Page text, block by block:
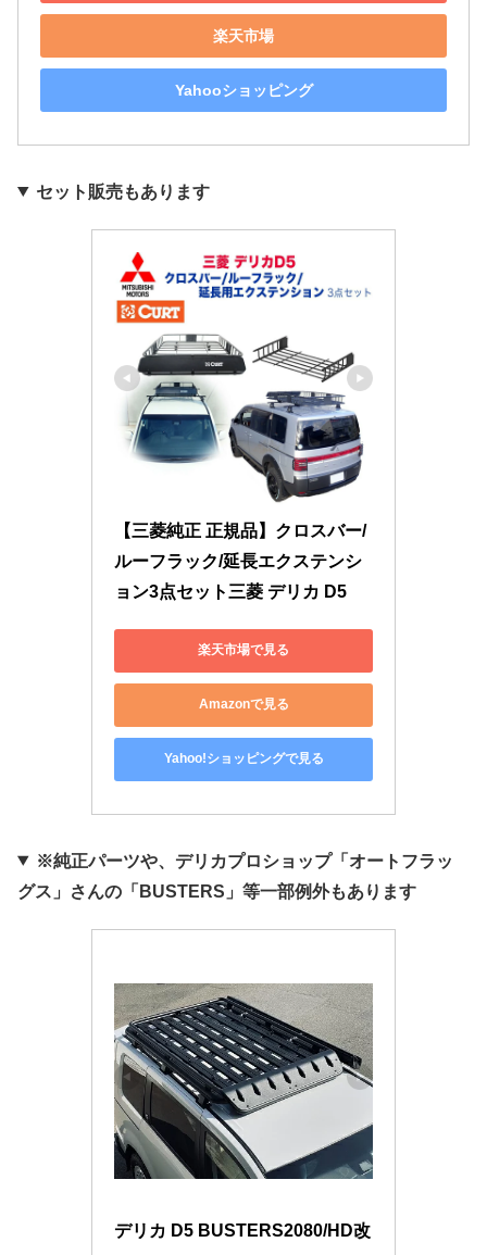
楽天市場
Yahooショッピング
セット販売もあります
【三菱純正 正規品】クロスバー/
ルーフラック/延長エクステンシ
ョン3点セット三菱 デリカ D5
楽天市場で見る
Amazonで見る
Yahoo!ショッピングで見る
※純正パーツや、デリカプロショップ「オートフラッ
グス」さんの「BUSTERS」等一部例外もあります
デリカ D5 BUSTERS2080/HD改